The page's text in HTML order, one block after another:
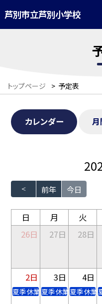
芦別市立芦別小学校
トップページ > 予定表
カレンダー
前年 今日
日 月 火
26日
27日 28日
2日
夏季休業10 ノーゲームデー
3日
夏季休業11
4日
夏季休業